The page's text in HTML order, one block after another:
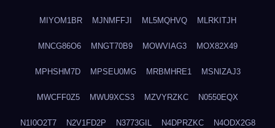
MIYOM1BR MJNMFFJI ML5MQHVQ MLRKITJH
MNCG86O6 MNGT70B9 MOWVIAG3 MOX82X49
MPHSHM7D MPSEU0MG MRBMHRE1 MSNIZAJ3
MWCFF0Z5 MWU9XCS3 MZVYRZKC N0550EQX
N1I0O2T7 N2V1FD2P N3773GIL N4DPRZKC N4ODX2G8